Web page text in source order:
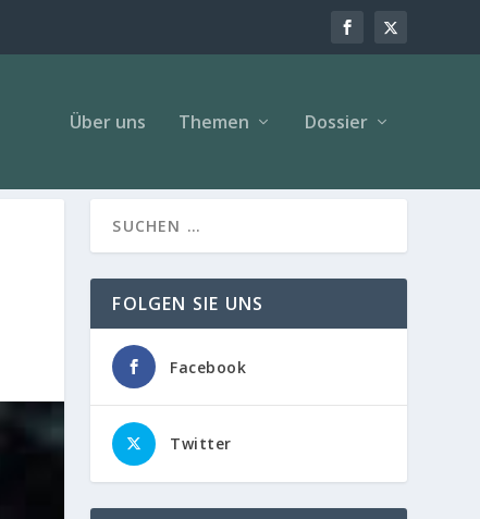
Über uns Themen Dossier
FOLGEN SIE UNS
Facebook
Twitter